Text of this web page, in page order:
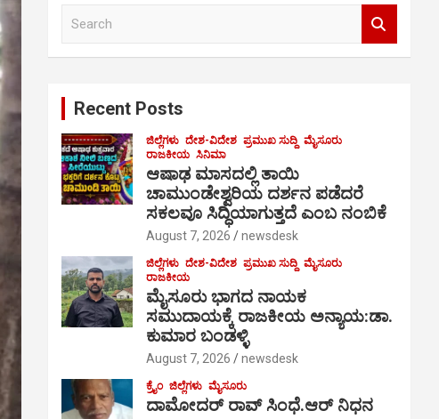
Recent Posts
ಜಿಲ್ಲೆಗಳು ದೇಶ-ವಿದೇಶ ಪ್ರಮುಖ ಸುದ್ದಿ ಮೈಸೂರು
ರಾಜಕೀಯ ಸಿನಿಮಾ
ಆಷಾಢ ಮಾಸದಲ್ಲಿ ತಾಯಿ
ಚಾಮುಂಡೇಶ್ವರಿಯ ದರ್ಶನ ಪಡೆದರೆ
ಸಕಲವೂ ಸಿದ್ಧಿಯಾಗುತ್ತದೆ ಎಂಬ ನಂಬಿಕೆ
August 7, 2026 newsdesk
ಜಿಲ್ಲೆಗಳು ದೇಶ-ವಿದೇಶ ಪ್ರಮುಖ ಸುದ್ದಿ ಮೈಸೂರು
ರಾಜಕೀಯ
ಮೈಸೂರು ಭಾಗದ ನಾಯಕ
ಸಮುದಾಯಕ್ಕೆ ರಾಜಕೀಯ ಅನ್ಯಾಯ:ಡಾ.
ಕುಮಾರ ಬಂಡಳ್ಳಿ
August 7, 2026 newsdesk
ಕ್ರೈಂ ಜಿಲ್ಲೆಗಳು ಮೈಸೂರು
ದಾಮೋದರ್ ರಾವ್ ಸಿಂಧೆ.ಆರ್ ನಿಧನ